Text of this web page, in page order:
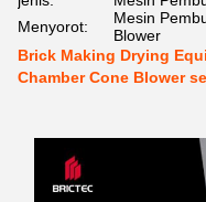
Menyorot:
Mesin
Blower
Brick Making Drying
Chamber Cone Blower